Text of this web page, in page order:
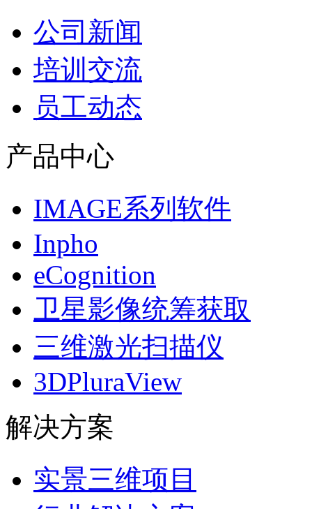
公司新闻
培训交流
员工动态
产品中心
IMAGE系列软件
Inpho
eCognition
卫星影像统筹获取
三维激光扫描仪
3DPluraView
解决方案
实景三维项目